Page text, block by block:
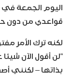
اليوم الجمعة في
قواعدي من دون حل
لكنه ترك الأمر
“لن أقول الآن
بذاتها – لكنني